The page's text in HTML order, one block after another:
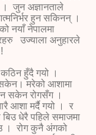
। जुन अज्ञानताले
हुन सकिनन् ।
नयाँ नेपालमा
उज्याला अनुहारले
हुँदै गयो ।
सकेन। मरेको आशामा
सकेन रोगसँग ।
आशा मर्दै गयो । र
धेरै पहिले समाजमा
। रोग कुनै अंगको